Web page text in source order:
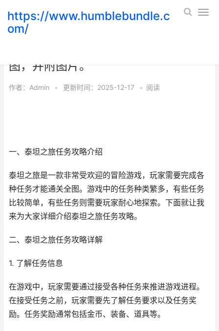
https://www.humblebundle.c
om/
图，并附图片。
作者： Admin • 更新时间：2025-12-17 • 阅读
一、泰坦之旅任务攻略介绍
泰坦之旅是一款非常受欢迎的冒险游戏，玩家需要完成各
种任务才能通关全图。游戏中的任务种类繁多，有些任务
比较简单，有些任务则需要玩家耐心地探索。下面就让我
来为大家详细介绍泰坦之旅任务攻略。
二、泰坦之旅任务攻略详解
1. 了解任务信息
在游戏中，玩家需要通过接受各种任务来推进游戏进程。
在接受任务之前，玩家需要先了解任务要求以及任务奖
励。任务奖励通常包括金币、装备、道具等。